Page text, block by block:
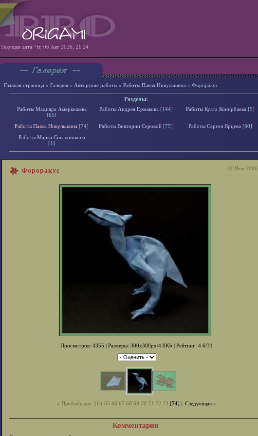
Текущая дата: Чт, 06 Авг 2026, 21:24
Главная страница » Галерея » Авторские работы » Работы Павла Никульшина » Фороракус
Разделы:
Работы Мадияра Амеркешева
[65]
Работы Андрея Ермакова [144] Работы Куата Конирбаева [5]
Работы Павла Никульшина [74] Работы Виктории Серовой [75] Работы Сергея Ярцева [60]
Работы Марка Сигаловского
[1]
Фороракус 26 Июл 2006
Просмотров: 4355 | Размеры: 300x300px/4.0Kb | Рейтинг: 4.6/31
« Предыдущая 64 65 66 67 68 69 70 71 72 73 [74] | Следующая »
Комментарии